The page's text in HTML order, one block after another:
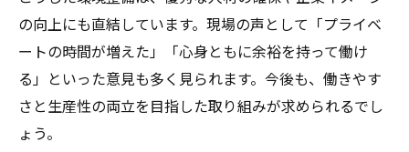
の向上にも直結しています。現場の声として「プライベ
ートの時間が増えた」「心身ともに余裕を持って働け
る」といった意見も多く見られます。今後も、働きやす
さと生産性の両立を目指した取り組みが求められるでし
ょう。